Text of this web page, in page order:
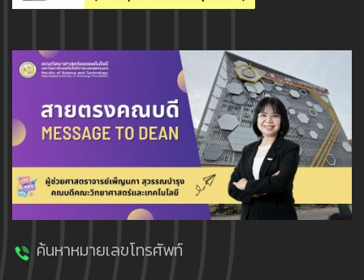
ค้นหาหมายเลขโทรศัพท์